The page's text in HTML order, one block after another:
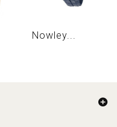
Nowley...